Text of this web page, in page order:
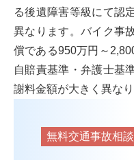
る後遺障害等級にて認
異なります。バイク事
償である950万円～
自賠責基準・弁護士基
謝料金額が大きく異なり
無料交通事故相談